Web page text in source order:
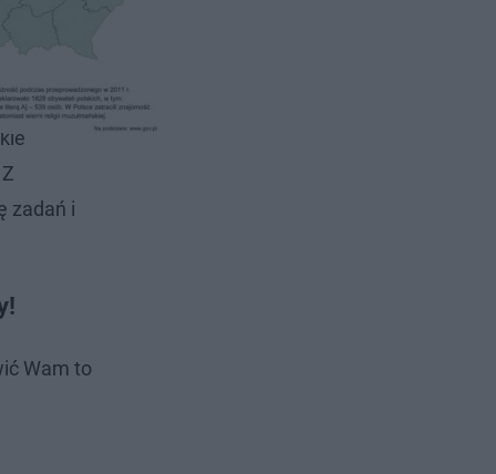
zadań i
Wam to